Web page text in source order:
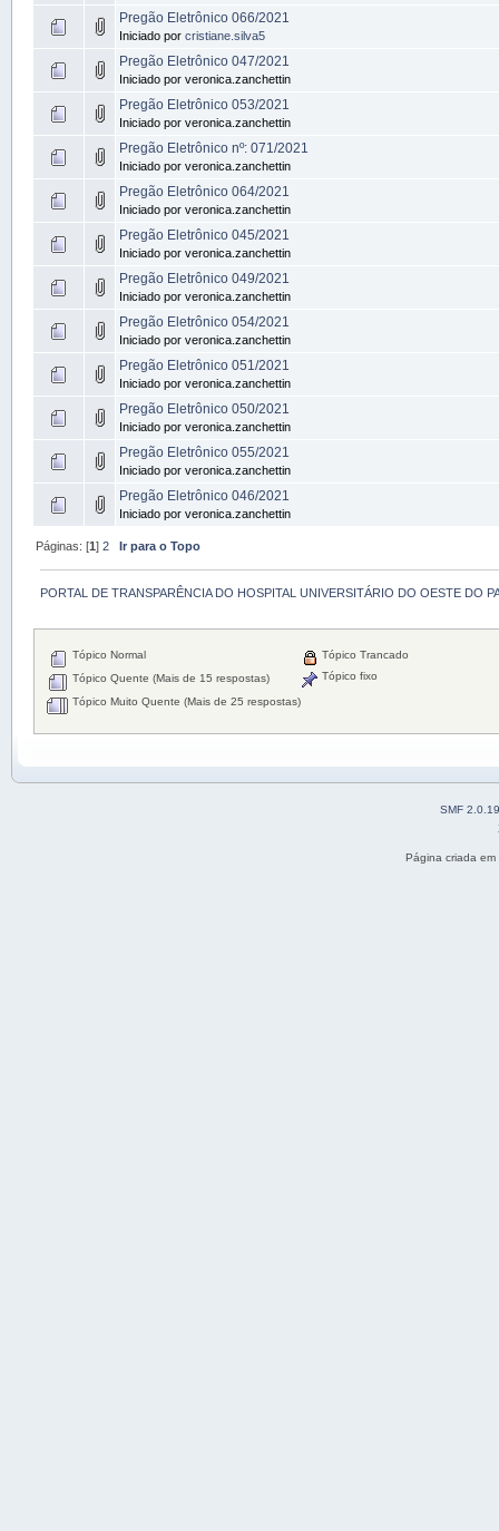
Pregão Eletrônico 066/2021
Iniciado por cristiane.silva5
Pregão Eletrônico 047/2021
Iniciado por veronica.zanchettin
Pregão Eletrônico 053/2021
Iniciado por veronica.zanchettin
Pregão Eletrônico nº: 071/2021
Iniciado por veronica.zanchettin
Pregão Eletrônico 064/2021
Iniciado por veronica.zanchettin
Pregão Eletrônico 045/2021
Iniciado por veronica.zanchettin
Pregão Eletrônico 049/2021
Iniciado por veronica.zanchettin
Pregão Eletrônico 054/2021
Iniciado por veronica.zanchettin
Pregão Eletrônico 051/2021
Iniciado por veronica.zanchettin
Pregão Eletrônico 050/2021
Iniciado por veronica.zanchettin
Pregão Eletrônico 055/2021
Iniciado por veronica.zanchettin
Pregão Eletrônico 046/2021
Iniciado por veronica.zanchettin
Páginas: [1]2 Ir para o Topo
PORTAL DE TRANSPARÊNCIA DO HOSPITAL UNIVERSITÁRIO DO OESTE DO
Tópico Normal
Tópico Quente (Mais de 15 respostas)
Tópico Muito Quente (Mais de 25 respostas)
Tópico Trancado
Tópico fixo
SMF 2.0.19
Página criada